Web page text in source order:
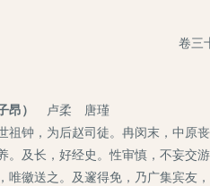
卷三
昂）
卢柔 唐瑾
钟，为后赵司徒。冉闵末，中原
。及长，好经史。性审慎，不妄交
唯徽送之。及邃得免，乃广集宾友